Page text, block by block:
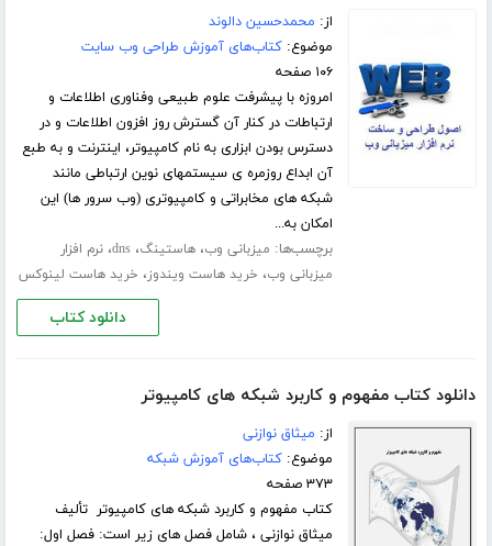
از: محمدحسین دالوند
موضوع:کتاب‌های آموزش طراحی وب سایت
۱۰۶ صفحه
امروزه با پیشرفت علوم طبیعی وفناوری اطلاعات و
ارتباطات در کنار آن گسترش روز افزون اطلاعات و در
دسترس بودن ابزاری به نام کامپیوتر، اینترنت و به طبع
آن ابداع روزمره ی سیستمهای نوین ارتباطی مانند
شبکه های مخابراتی و کامپیوتری (وب سرور ها) این
امکان به...
برچسب‌ها: میزبانی وب،هاستینگ،dns،نرم افزار
میزبانی وب، خرید هاست ویندوز، خرید هاست لینوکس
دانلود کتاب
دانلود کتاب مفهوم و کاربرد شبکه های کامپیوتر
از: میثاق نوازنی
موضوع:کتاب‌های آموزش شبکه
۳۷۳ صفحه
کتاب مفهوم و کاربرد شبکه های کامپیوتر تألیف
میثاق نوازنی ، شامل فصل های زیر است: فصل اول: